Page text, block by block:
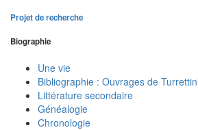
Projet de recherche
Biographie
Une vie
Bibliographie : Ouvrages de
Littérature secondaire
Généalogie
Chronologie